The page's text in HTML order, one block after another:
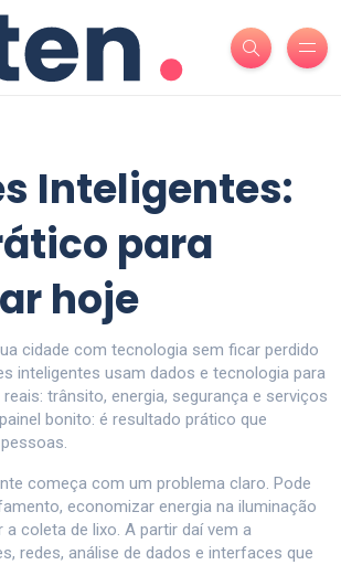
Inteligentes:
para
hoje
cidade com tecnologia sem ficar perdido
inteligentes usam dados e tecnologia para
trânsito, energia, segurança e serviços
bonito: é resultado prático que
começa com um problema claro. Pode
economizar energia na iluminação
a coleta de lixo. A partir daí vem a
redes, análise de dados e interfaces que